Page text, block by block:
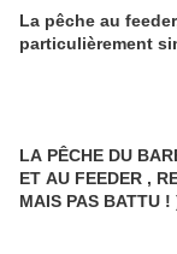
La pêche au
particulièrement
LA PÊCHE DU
ET AU FEEDER ,
MAIS PAS BATTU !